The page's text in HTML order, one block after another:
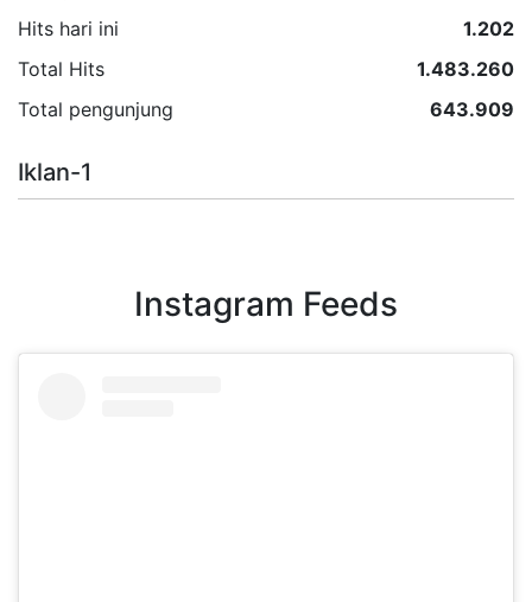
Hits hari ini
1.202
Total Hits
1.483.260
Total pengunjung
643.909
Iklan-1
Instagram Feeds